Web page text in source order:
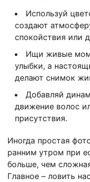
Используй
создают
спокойствия или
Ищи живые
улыбки, а
делают снимок
Добавляй
движение волос
присутствия.
Иногда простая
ранним утром при
больше, чем
Главное – ловить